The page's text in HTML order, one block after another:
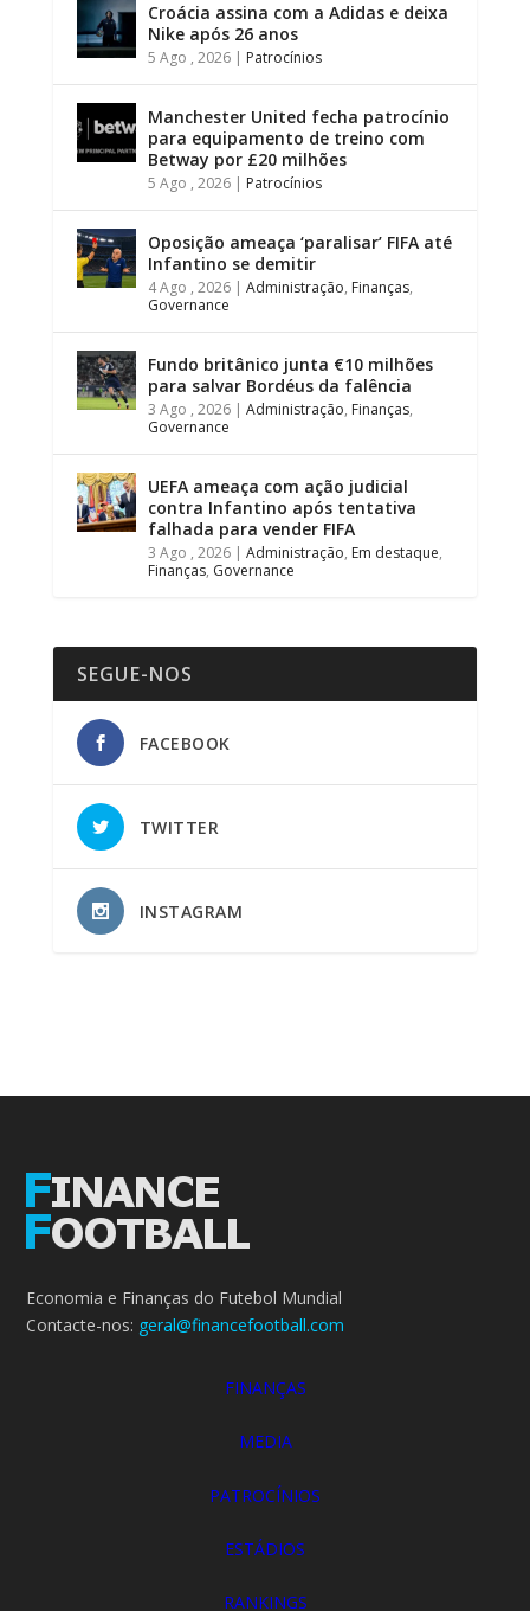
Croácia assina com a Adidas e deixa
Nike após 26 anos
5 Ago , 2026| Patrocínios
Manchester United fecha patrocínio
para equipamento de treino com
Betway por £20 milhões
5 Ago , 2026| Patrocínios
Oposição ameaça ‘paralisar’ FIFA até
Infantino se demitir
4 Ago , 2026| Administração, Finanças,
Governance
Fundo britânico junta €10 milhões
para salvar Bordéus da falência
3 Ago , 2026| Administração, Finanças,
Governance
UEFA ameaça com ação judicial
contra Infantino após tentativa
falhada para vender FIFA
3 Ago , 2026| Administração, Em destaque,
Finanças, Governance
SEGUE-NOS
FACEBOOK
TWITTER
INSTAGRAM
Economia e Finanças do Futebol Mundial
Contacte-nos: geral@financefootball.com
FINANÇAS
MEDIA
PATROCÍNIOS
ESTÁDIOS
RANKINGS